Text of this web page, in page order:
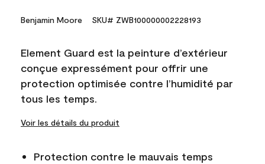
Benjamin Moore SKU# ZWB100000002228193
Element Guard est la peinture d’extérieur
conçue expressément pour offrir une
protection optimisée contre l’humidité par
tous les temps.
Voir les détails du produit
Protection contre le mauvais temps